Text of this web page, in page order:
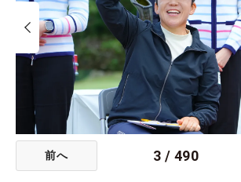
前へ 3 / 490